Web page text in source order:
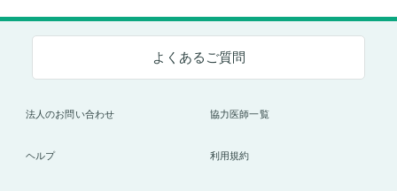
よくあるご質問
法人のお問い合わせ 協力医師一覧
ヘルプ 利用規約